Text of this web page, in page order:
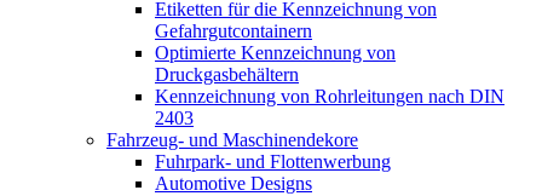
Etiketten für die Kennzeichnung von
Gefahrgutcontainern
Optimierte Kennzeichnung von
Druckgasbehältern
Kennzeichnung von Rohrleitungen nach DIN
2403
Fahrzeug- und Maschinendekore
Fuhrpark- und Flottenwerbung
Automotive Designs